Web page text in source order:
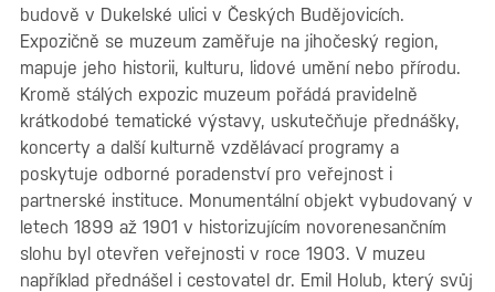
budově v Dukelské ulici v Českých Budějovicích.
Expozičně se muzeum zaměřuje na jihočeský region,
mapuje jeho historii, kulturu, lidové umění nebo přírodu.
Kromě stálých expozic muzeum pořádá pravidelně
krátkodobé tematické výstavy, uskutečňuje přednášky,
koncerty a další kulturně vzdělávací programy a
poskytuje odborné poradenství pro veřejnost i
partnerské instituce. Monumentální objekt vybudovaný v
letech 1899 až 1901 v historizujícím novorenesančním
slohu byl otevřen veřejnosti v roce 1903. V muzeu
například přednášel i cestovatel dr. Emil Holub, který svůj